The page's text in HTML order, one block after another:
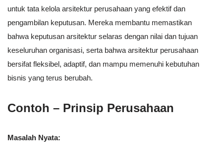
untuk tata kelola arsitektur perusahaan yang efektif dan
pengambilan keputusan. Mereka membantu memastikan
bahwa keputusan arsitektur selaras dengan nilai dan tujuan
keseluruhan organisasi, serta bahwa arsitektur perusahaan
bersifat fleksibel, adaptif, dan mampu memenuhi kebutuhan
bisnis yang terus berubah.
Contoh – Prinsip Perusahaan
Masalah Nyata: